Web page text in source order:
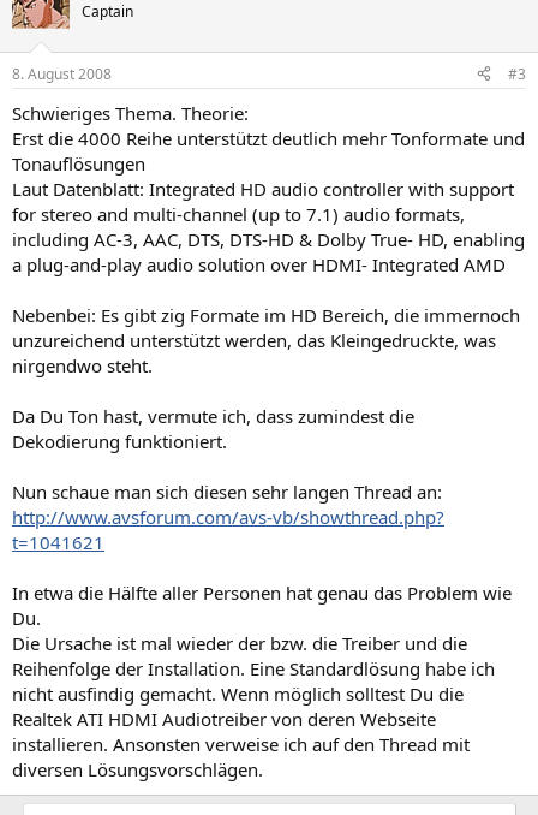
Captain
8. August 2008 #3
Schwieriges Thema. Theorie:
Erst die 4000 Reihe unterstützt deutlich mehr Tonformate und
Tonauflösungen
Laut Datenblatt: Integrated HD audio controller with support
for stereo and multi-channel (up to 7.1) audio formats,
including AC-3, AAC, DTS, DTS-HD & Dolby True- HD, enabling
a plug-and-play audio solution over HDMI- Integrated AMD
Nebenbei: Es gibt zig Formate im HD Bereich, die immernoch
unzureichend unterstützt werden, das Kleingedruckte, was
nirgendwo steht.
Da Du Ton hast, vermute ich, dass zumindest die
Dekodierung funktioniert.
Nun schaue man sich diesen sehr langen Thread an:
http://www.avsforum.com/avs-vb/showthread.php?
t=1041621
In etwa die Hälfte aller Personen hat genau das Problem wie
Du.
Die Ursache ist mal wieder der bzw. die Treiber und die
Reihenfolge der Installation. Eine Standardlösung habe ich
nicht ausfindig gemacht. Wenn möglich solltest Du die
Realtek ATI HDMI Audiotreiber von deren Webseite
installieren. Ansonsten verweise ich auf den Thread mit
diversen Lösungsvorschlägen.